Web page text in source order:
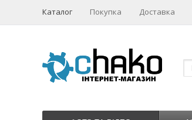
Каталог Покупка Доставка